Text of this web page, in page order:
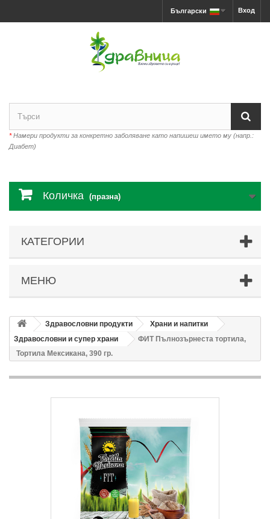
Вход
Български
*Намери продукти за конкретно заболяване като напишеш името му (напр.:
Диабет)
Количка (празна)
КАТЕГОРИИ
МЕНЮ
Здравословни продукти
Храни и напитки
Здравословни и супер храни
ФИТ Пълнозърнеста тортила,
Тортила Мексикана, 390 гр.